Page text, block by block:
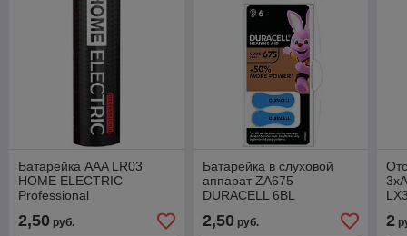
Батарейка AAA LR03
HOME ELECTRIC
Professional
2,50 руб.
Батарейка в слуховой
аппарат ZA675
DURACELL 6BL
2,50руб. 2